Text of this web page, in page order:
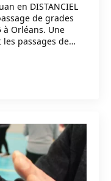
en DISTANCIEL
de grades
à Orléans. Une
passages de…